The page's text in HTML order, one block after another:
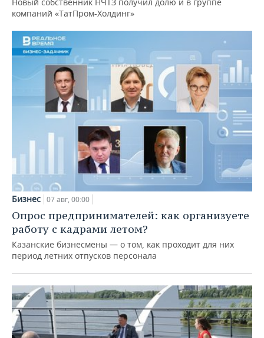
компаний «ТатПром-Холдинг»
Бизнес 07 авг, 00:00
Опрос предпринимателей: как организуете
работу с кадрами летом?
Казанские бизнесмены — о том, как проходит для них
период летних отпусков персонала